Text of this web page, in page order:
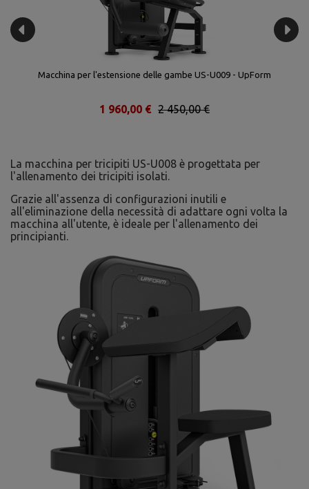
Macchina per l'estensione delle gambe US-U009 - UpForm
2 450,00 €
1 960,00 €
La macchina per tricipiti US-U008 è progettata per
l'allenamento dei tricipiti isolati.
Grazie all'assenza di configurazioni inutili e
all'eliminazione della necessità di adattare ogni volta la
macchina all'utente, è ideale per l'allenamento dei
principianti.